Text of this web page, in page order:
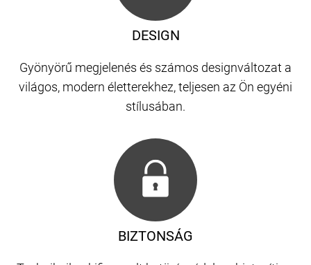
DESIGN
Gyönyörű megjelenés és számos designváltozat a
világos, modern életterekhez, teljesen az Ön egyéni
stílusában.
BIZTONSÁG